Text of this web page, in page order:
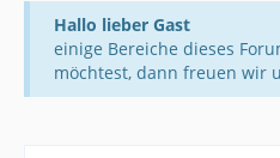
Hallo lieber Gast
einige Bereiche dieses
möchtest, dann freuen wir